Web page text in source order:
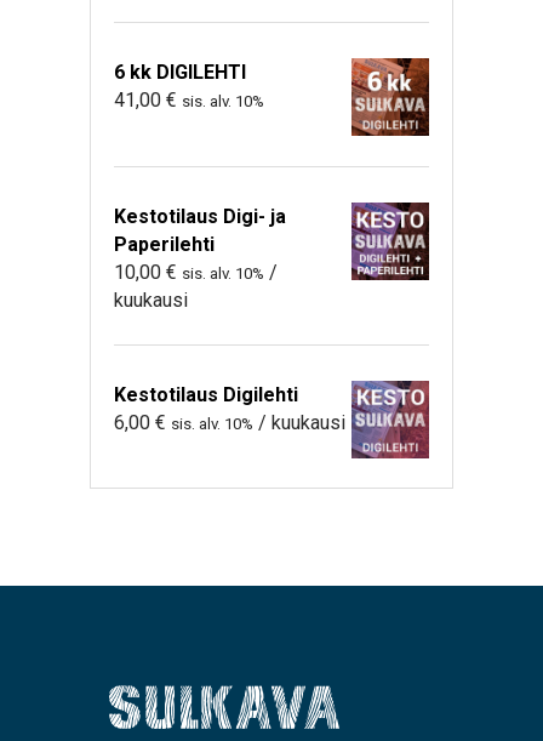
6 kk DIGILEHTI
41,00 € sis. alv. 10%
Kestotilaus Digi- ja
Paperilehti
10,00 € sis. alv. 10% /
kuukausi
Kestotilaus Digilehti
6,00 € sis. alv. 10% / kuukausi